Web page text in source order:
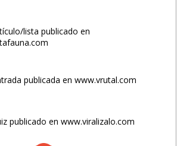
lista publicado en
publicada en www.vrutal.com
publicado en www.viralizalo.com